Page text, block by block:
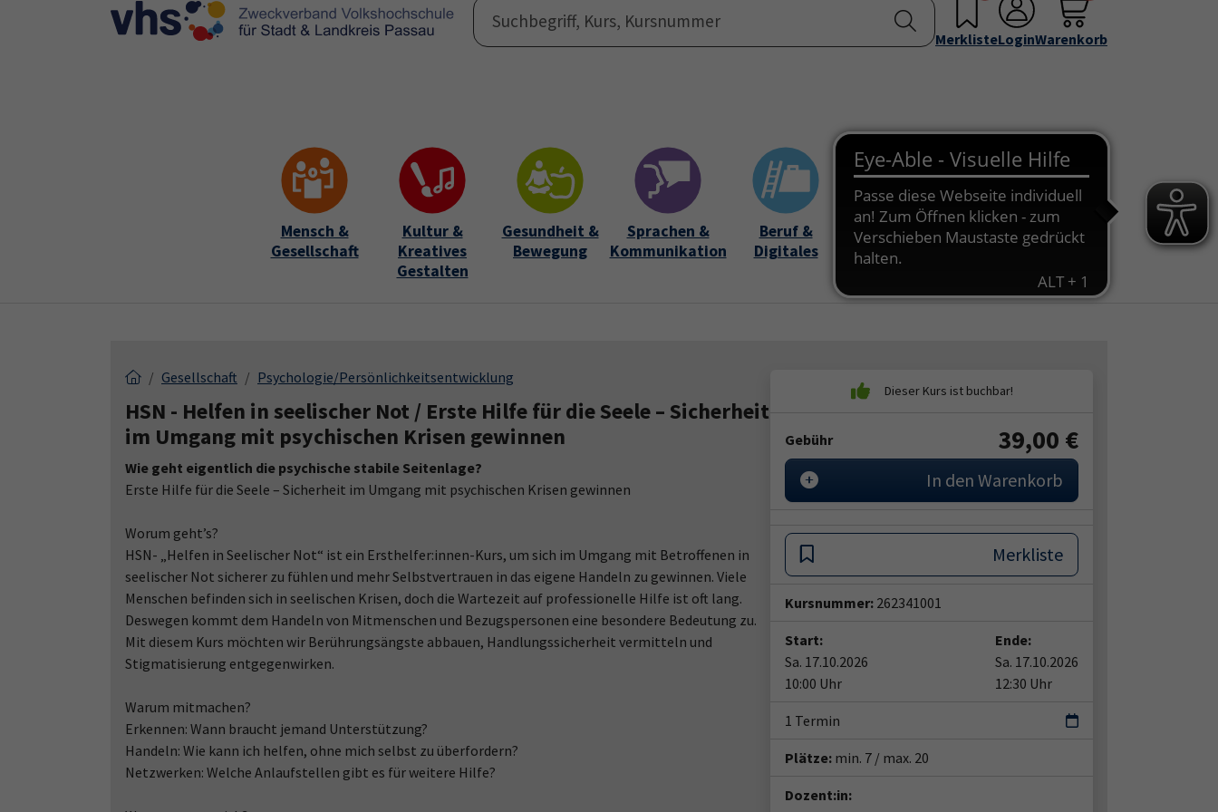
Skip to main content
Skip to page footer Programm Submenu for "Programm"Submenu for "Außenstellen"
Service & Info Submenu for "Service & Info"
Über uns
MerklisteLoginWarenkorb
Mensch &
Gesellschaft
Kultur &
Kreatives
Gestalten
Gesundheit &
Bewegung
Sprachen &
Kommunikation
Beruf &
Digitales
Onlinekurse
Gesellschaft Psychologie/Persönlichkeitsentwicklung
HSN - Helfen in seelischer Not / Erste Hilfe für die Seele – Sicherheit
im Umgang mit psychischen Krisen gewinnen
Wie geht eigentlich die psychische stabile Seitenlage?
Erste Hilfe für die Seele – Sicherheit im Umgang mit psychischen Krisen gewinnen
Worum geht’s?
HSN- „Helfen in Seelischer Not“ ist ein Ersthelfer:innen-Kurs, um sich im Umgang mit Betroffenen in
seelischer Not sicherer zu fühlen und mehr Selbstvertrauen in das eigene Handeln zu gewinnen. Viele
Menschen befinden sich in seelischen Krisen, doch die Wartezeit auf professionelle Hilfe ist oft lang.
Deswegen kommt dem Handeln von Mitmenschen und Bezugspersonen eine besondere Bedeutung zu.
Mit diesem Kurs möchten wir Berührungsängste abbauen, Handlungssicherheit vermitteln und
Stigmatisierung entgegenwirken.
Warum mitmachen?
Erkennen: Wann braucht jemand Unterstützung?
Handeln: Wie kann ich helfen, ohne mich selbst zu überfordern?
Netzwerken: Welche Anlaufstellen gibt es für weitere Hilfe?
Gebühr 39,00 €
In den Warenkorb
Merkliste
Kursnummer: 262341001
Start:
Sa. 17.10.2026
10:00 Uhr
Ende:
Sa. 17.10.2026
12:30 Uhr
1 Termin
Plätze: min. 7 / max. 20
Dozent:in: